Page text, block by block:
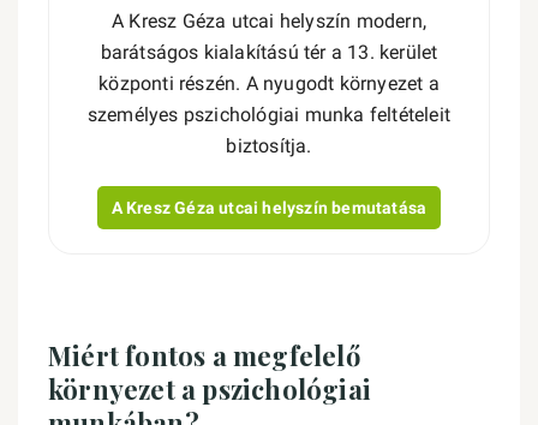
A Kresz Géza utcai helyszín modern,
barátságos kialakítású tér a 13. kerület
központi részén. A nyugodt környezet a
személyes pszichológiai munka feltételeit
biztosítja.
A Kresz Géza utcai helyszín bemutatása
Miért fontos a megfelelő
környezet a pszichológiai